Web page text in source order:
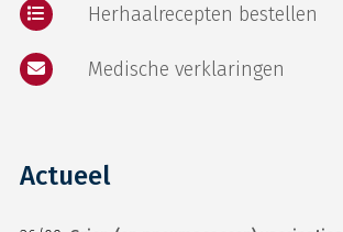
Herhaalrecepten bestellen
Medische verklaringen
Actueel